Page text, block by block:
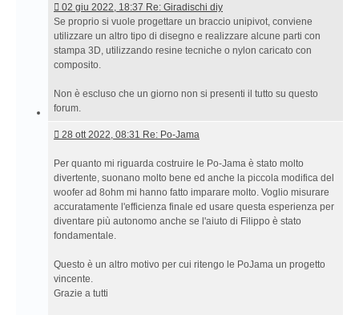
02
giu
2022,
18:37 Re:
Giradischi
02 giu 2022, 18:37 Re: Giradischi diy
Se proprio si vuole progettare un braccio unipivot, conviene
utilizzare un altro tipo di disegno e realizzare alcune parti con
stampa 3D, utilizzando resine tecniche o nylon caricato con
composito.
Non è escluso che un giorno non si presenti il tutto su questo
forum.
28
2022,
08:31 Re:
Po-
Jama
28 ott 2022, 08:31 Re: Po-Jama
Per quanto mi riguarda costruire le Po-Jama è stato molto
divertente, suonano molto bene ed anche la piccola modifica del
woofer ad 8ohm mi hanno fatto imparare molto. Voglio misurare
accuratamente l'efficienza finale ed usare questa esperienza per
diventare più autonomo anche se l'aiuto di Filippo è stato
fondamentale.
Questo è un altro motivo per cui ritengo le PoJama un progetto
vincente.
Grazie a tutti